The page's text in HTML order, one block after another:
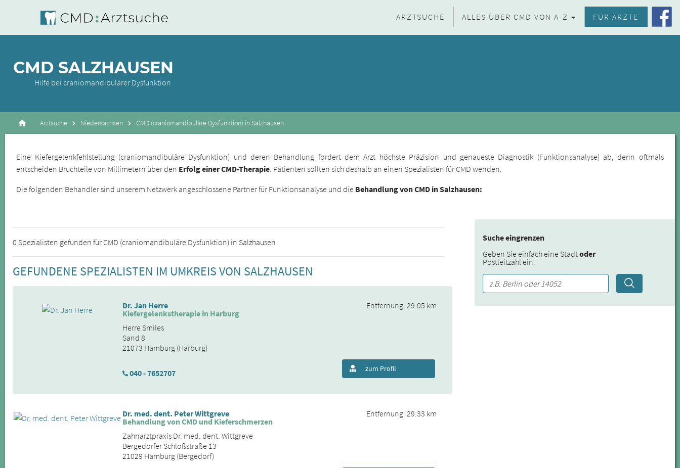
ARZTSUCHE ALLES ÜBER CMD VON A-Z FÜR ÄRZTE
CMD SALZHAUSEN
Hilfe bei craniomandibulärer Dysfunktion
Arztsuche Niedersachsen CMD (craniomandibuläre Dysfunktion) in Salzhausen
Eine Kiefergelenkfehlstellung (craniomandibuläre Dysfunktion) und deren Behandlung fordert dem Arzt höchste Präzision und genaueste Diagnostik (Funktionsanalyse) ab, denn oftmals
entscheiden Bruchteile von Millimetern über den Erfolg einer CMD-Therapie . Patienten sollten sich deshalb an einen Spezialisten für CMD wenden.
Die folgenden Behandler sind unserem Netzwerk angeschlossene Partner für Funktionsanalyse und die Behandlung von CMD in Salzhausen:
Suche eingrenzen
Geben Sie einfach eine Stadtoder
Postleitzahl ein.
0 Spezialisten gefunden für CMD (craniomandibuläre Dysfunktion) in Salzhausen
GEFUNDENE SPEZIALISTEN IM UMKREIS VON SALZHAUSEN
Dr. Jan Herre
Kiefergelenkstherapie in Harburg
Herre Smiles
Sand 8
21073 Hamburg (Harburg)
040 - 7652707
Entfernung: 29.05 km
zum Profil
Dr. med. dent. Peter Wittgreve
Behandlung von CMD und Kieferschmerzen
Zahnarztpraxis Dr. med. dent. Wittgreve
Bergedorfer Schloßstraße 13
21029 Hamburg (Bergedorf)
Entfernung: 29.33 km